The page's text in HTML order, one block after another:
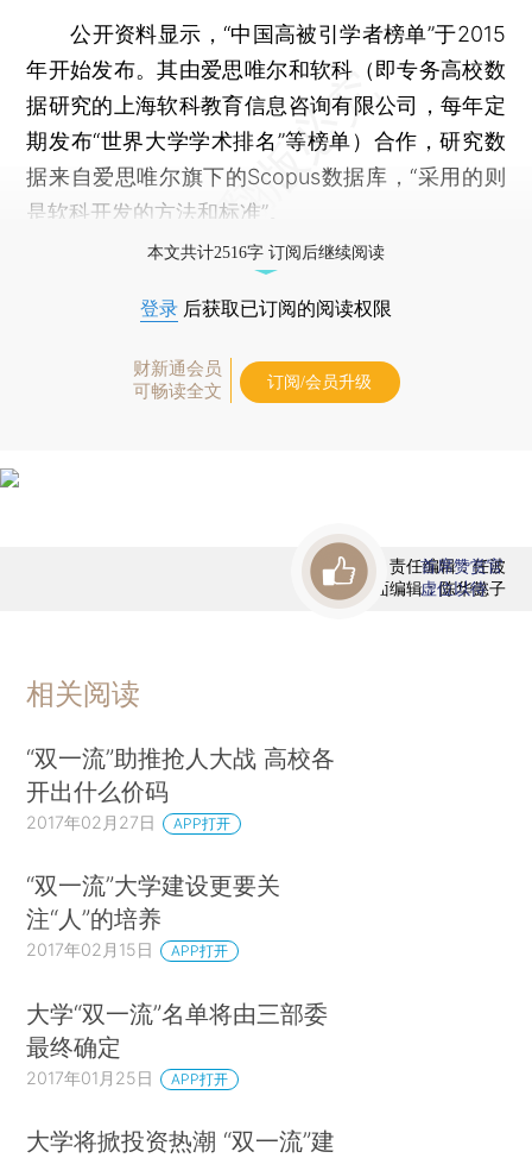
公开资料显示，“中国高被引学者榜单”于2015
年开始发布。其由爱思唯尔和软科（即专务高校数
据研究的上海软科教育信息咨询有限公司，每年定
期发布“世界大学学术排名”等榜单）合作，研究数
据来自爱思唯尔旗下的Scopus数据库，“采用的则
是软科开发的方法和标准”。
本文共计2516字 订阅后继续阅读
登录 后获取已订阅的阅读权限
财新通会员
可畅读全文
订阅/会员升级
责任编辑：任波
版面编辑：陈华懿子
首席赞赏官
虚位以待
相关阅读
“双一流”助推抢人大战 高校各
开出什么价码
2017年02月27日 APP打开
“双一流”大学建设更要关
注“人”的培养
2017年02月15日 APP打开
大学“双一流”名单将由三部委
最终确定
2017年01月25日 APP打开
大学将掀投资热潮 “双一流”建